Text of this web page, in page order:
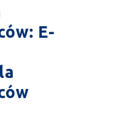
E-